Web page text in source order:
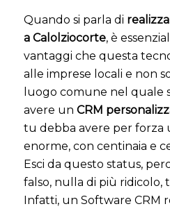
Quando si parla di
a Calolziocorte, è
vantaggi che questa
alle imprese locali e non
luogo comune nel quale
avere un CRM
tu debba avere per forza
enorme, con centinaia e
Esci da questo status,
falso, nulla di più ridicolo,
Infatti, un Software CRM